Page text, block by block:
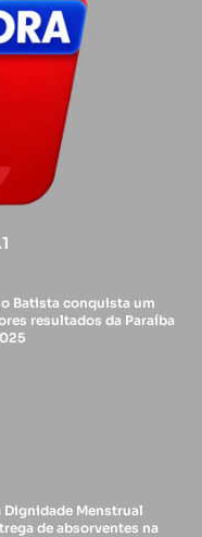
Batista conquista um
resultados da Paraíba
Dignidade Menstrual
de absorventes na